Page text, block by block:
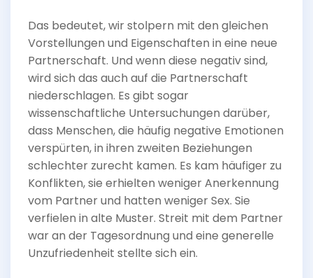
Das bedeutet, wir stolpern mit den gleichen
Vorstellungen und Eigenschaften in eine neue
Partnerschaft. Und wenn diese negativ sind,
wird sich das auch auf die Partnerschaft
niederschlagen. Es gibt sogar
wissenschaftliche Untersuchungen darüber,
dass Menschen, die häufig negative Emotionen
verspürten, in ihren zweiten Beziehungen
schlechter zurecht kamen. Es kam häufiger zu
Konflikten, sie erhielten weniger Anerkennung
vom Partner und hatten weniger Sex. Sie
verfielen in alte Muster. Streit mit dem Partner
war an der Tagesordnung und eine generelle
Unzufriedenheit stellte sich ein.